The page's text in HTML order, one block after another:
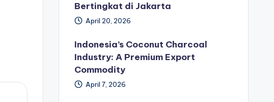
Bertingkat di Jakarta
April 20, 2026
Indonesia’s Coconut Charcoal
Industry: A Premium Export
Commodity
April 7, 2026